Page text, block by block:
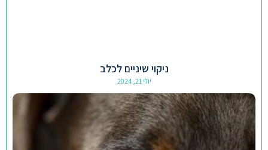
ניקוי שיניים לכלב
יולי 21, 2024